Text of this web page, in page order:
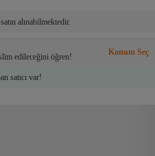
satın alınabilmektedir.
edileceğini öğren!
Konum Seç
satıcı var!